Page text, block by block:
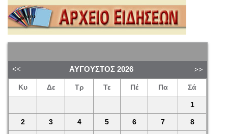
ΑΎΓΟΥΣΤΟΣ 2026
Κυ Δε Τρ Τε Πέ Πα Σά
1
2 3 4 5 6 7 8